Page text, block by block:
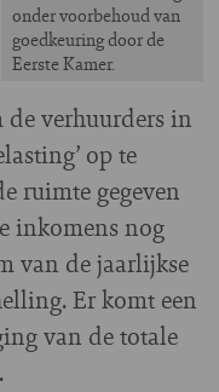
onder voorbehoud van
goedkeuring door de
Eerste Kamer.
verhuurders in
op te
ruimte gegeven
inkomens nog
van de jaarlijkse
Er komt een
van de totale